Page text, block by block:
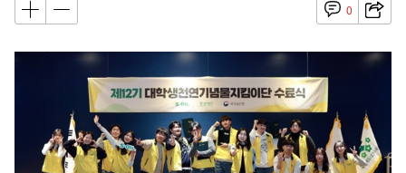
0